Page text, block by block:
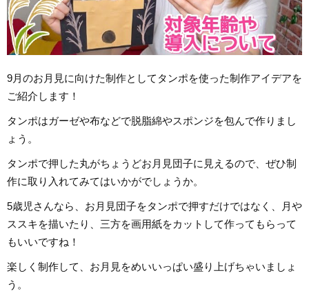
9月のお月見に向けた制作としてタンポを使った制作アイデアを
ご紹介します！
タンポはガーゼや布などで脱脂綿やスポンジを包んで作りまし
ょう。
タンポで押した丸がちょうどお月見団子に見えるので、ぜひ制
作に取り入れてみてはいかがでしょうか。
5歳児さんなら、お月見団子をタンポで押すだけではなく、月や
ススキを描いたり、三方を画用紙をカットして作ってもらって
もいいですね！
楽しく制作して、お月見をめいいっぱい盛り上げちゃいましょ
う。